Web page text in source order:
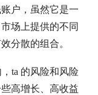
户，虽然它是一
场上提供的不同
分散的组合。
ta 的风险和风险
高增长、高收益